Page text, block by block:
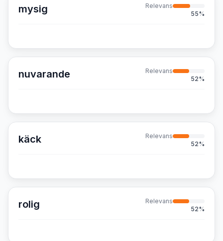
mysig
Relevans
55%
nuvarande
Relevans
52%
käck
Relevans
52%
rolig
Relevans
52%